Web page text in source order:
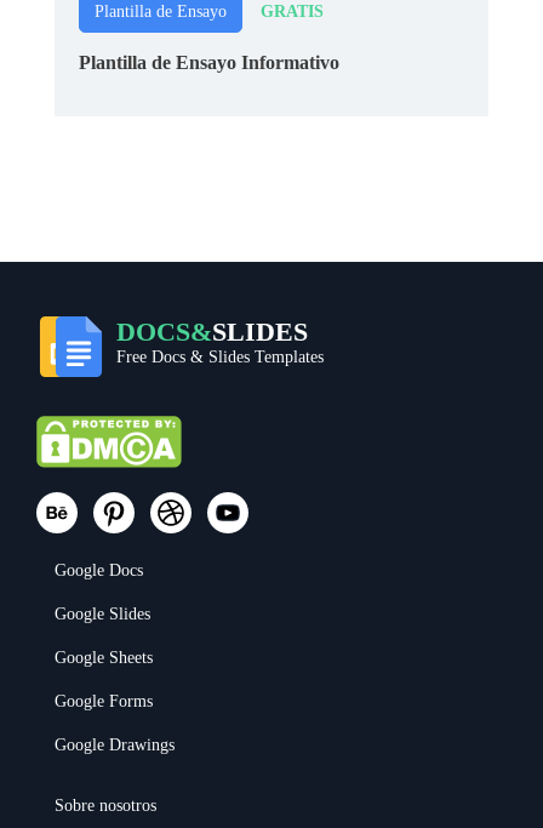
Plantilla de Ensayo GRATIS
Plantilla de Ensayo Informativo
DOCS&SLIDES
Free Docs & Slides Templates
Google Docs
Google Slides
Google Sheets
Google Forms
Google Drawings
Sobre nosotros